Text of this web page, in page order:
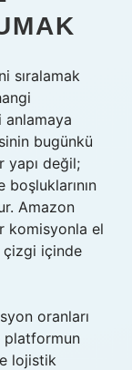
sıralamak
anlamaya
bugünkü
yapı değil;
Amazon
komisyonla el
çizgi içinde
oranları
platformun
lojistik